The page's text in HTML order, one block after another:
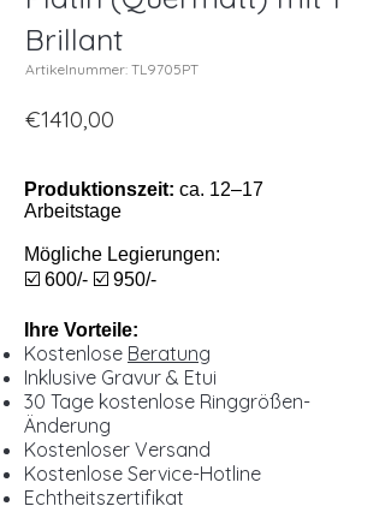
Brillant
Artikelnummer: TL9705PT
€1410,00
Produktionszeit: ca. 12–17
Arbeitstage
Mögliche Legierungen:
☑️ 600/- ☑️ 950/-
Ihre Vorteile:
Kostenlose Beratung
Inklusive Gravur & Etui
30 Tage kostenlose Ringgrößen-
Änderung
Kostenloser Versand
Kostenlose Service-Hotline
Echtheitszertifikat